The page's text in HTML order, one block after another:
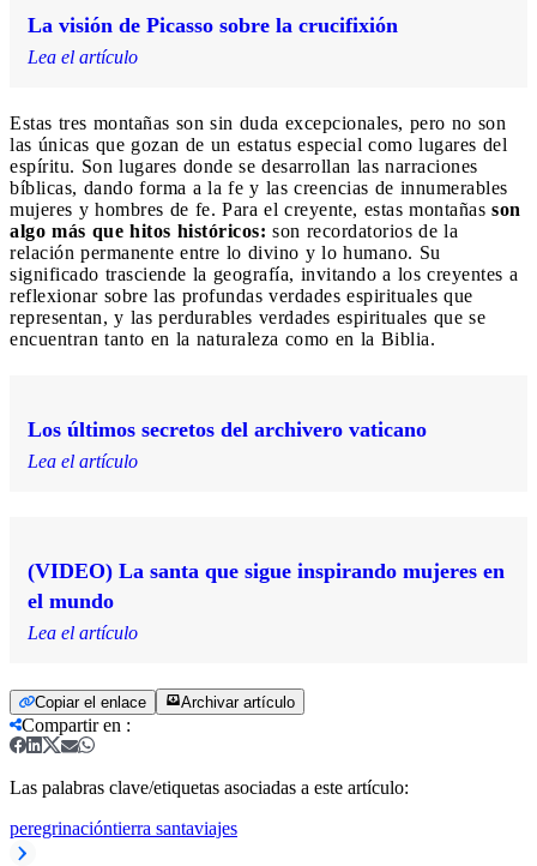
La visión de Picasso sobre la crucifixión
Lea el artículo
Estas tres montañas son sin duda excepcionales, pero no son
las únicas que gozan de un estatus especial como lugares del
espíritu. Son lugares donde se desarrollan las narraciones
bíblicas, dando forma a la fe y las creencias de innumerables
mujeres y hombres de fe. Para el creyente, estas montañas son
algo más que hitos históricos: son recordatorios de la
relación permanente entre lo divino y lo humano. Su
significado trasciende la geografía, invitando a los creyentes a
reflexionar sobre las profundas verdades espirituales que
representan, y las perdurables verdades espirituales que se
encuentran tanto en la naturaleza como en la Biblia.
Los últimos secretos del archivero vaticano
Lea el artículo
(VIDEO) La santa que sigue inspirando mujeres en
el mundo
Lea el artículo
Copiar el enlace Archivar artículo
Compartir en :
Las palabras clave/etiquetas asociadas a este artículo:
peregrinacióntierra santaviajes